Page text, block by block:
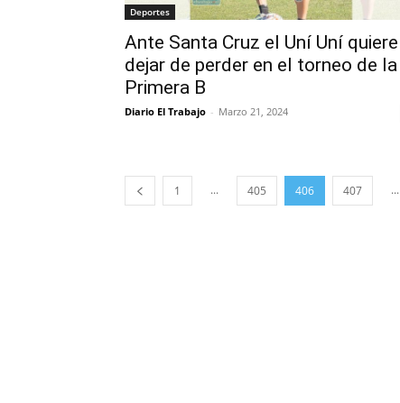
Deportes
Ante Santa Cruz el Uní Uní quiere
dejar de perder en el torneo de la
Primera B
Diario El Trabajo - Marzo 21, 2024
1 ... 405 406 407 ...